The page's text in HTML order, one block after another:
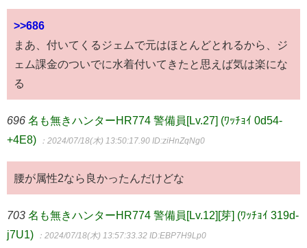
>>686
まあ、付いてくるジェムで元はほとんどとれるから、ジ
ェム課金のついでに水着付いてきたと思えば気は楽にな
る
696 名も無きハンターHR774 警備員[Lv.27] (ﾜｯﾁｮｲ 0d54-
+4E8)
：2024/07/18(木) 13:50:17.90 ID:ziHnZqNg0
腰が属性2なら良かったんだけどな
703 名も無きハンターHR774 警備員[Lv.12][芽] (ﾜｯﾁｮｲ 319d-
j7U1)
：2024/07/18(木) 13:57:33.32 ID:EBP7H9Lp0